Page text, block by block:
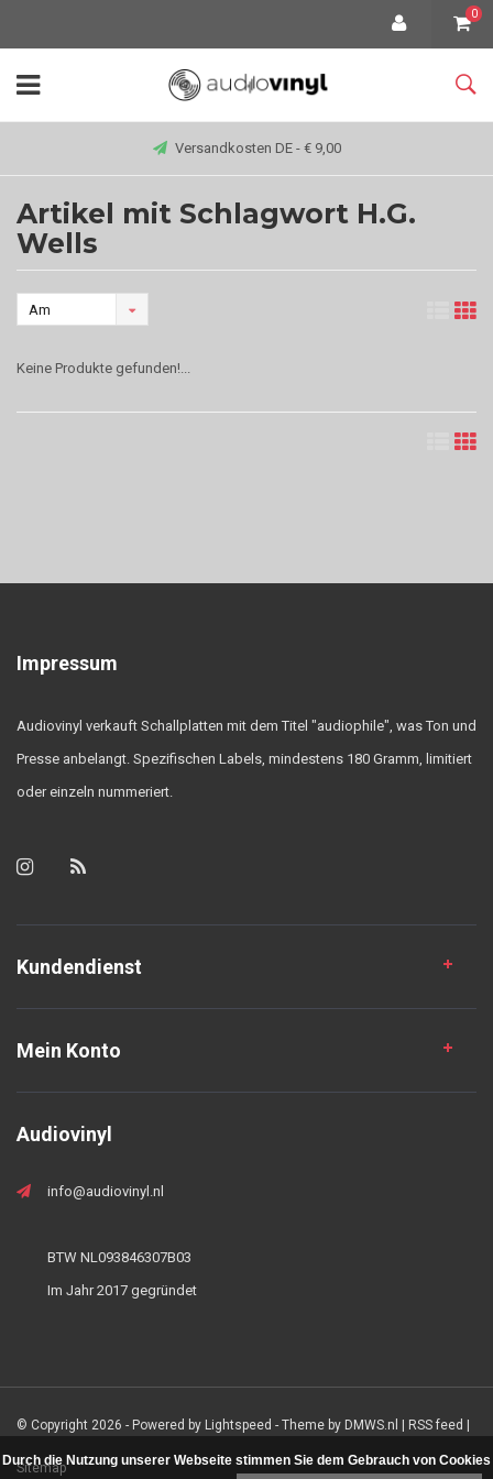
0
Versandkosten DE - € 9,00
Artikel mit Schlagwort H.G.
Wells
Am
angesehen
Keine Produkte gefunden!...
Impressum
Audiovinyl verkauft Schallplatten mit dem Titel "audiophile", was Ton und
Presse anbelangt. Spezifischen Labels, mindestens 180 Gramm, limitiert
oder einzeln nummeriert.
Kundendienst
Mein Konto
Audiovinyl
info@audiovinyl.nl
BTW NL093846307B03
Im Jahr 2017 gegründet
© Copyright 2026 - Powered by Lightspeed - Theme by DMWS.nl RSS feed
Sitemap
Durch die Nutzung unserer Webseite stimmen Sie dem Gebrauch von Cookies